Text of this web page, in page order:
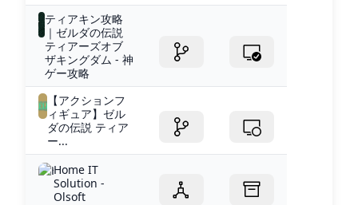
ティアキン攻略
｜ゼルダの伝説
ティアーズオブ
ザキングダム - 神
ゲー攻略
【アクションフ
ィギュア】ゼル
ダの伝説 ティア
ー...
Home IT
Solution -
Olsoft